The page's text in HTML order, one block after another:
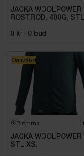
JACKA WOOLPOWER
ROSTRÖD, 400G,
0 kr · 0 bud
Bromma
JACKA WOOLPOWER
STL XS.
Oanvänd